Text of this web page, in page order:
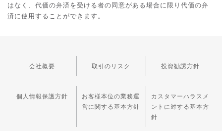
はなく、代価の弁済を受ける者の同意がある場合に限り代価の弁
済に使用することができます。
会社概要 取引のリスク 投資勧誘方針
個人情報保護方針
お客様本位の業務運
営に関する基本方針
カスタマーハラスメ
ントに対する基本方
針